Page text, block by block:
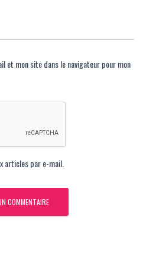
et mon site dans le navigateur pour mon
articles par e-mail.